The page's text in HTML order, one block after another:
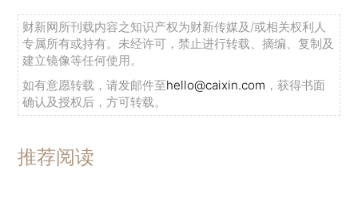
财新网所刊载内容之知识产权为财新传媒及/或相关权利人
专属所有或持有。未经许可，禁止进行转载、摘编、复制及
建立镜像等任何使用。
如有意愿转载，请发邮件至hello@caixin.com ，获得书面
确认及授权后，方可转载。
推荐阅读